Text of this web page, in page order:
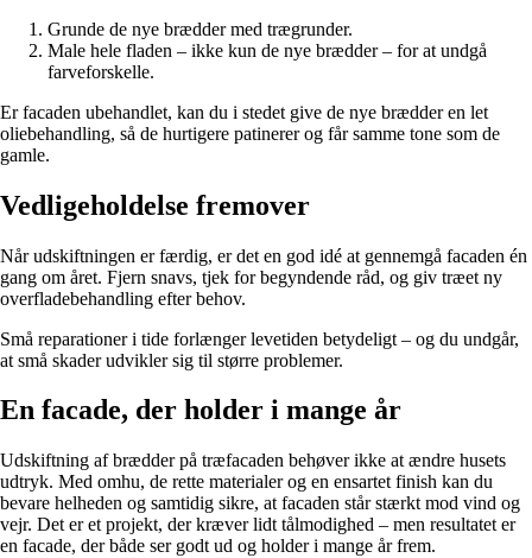
Grunde de nye brædder med trægrunder.
Male hele fladen – ikke kun de nye brædder – for at undgå
farveforskelle.
Er facaden ubehandlet, kan du i stedet give de nye brædder en let
oliebehandling, så de hurtigere patinerer og får samme tone som de
gamle.
Vedligeholdelse fremover
Når udskiftningen er færdig, er det en god idé at gennemgå facaden én
gang om året. Fjern snavs, tjek for begyndende råd, og giv træet ny
overfladebehandling efter behov.
Små reparationer i tide forlænger levetiden betydeligt – og du undgår,
at små skader udvikler sig til større problemer.
En facade, der holder i mange år
Udskiftning af brædder på træfacaden behøver ikke at ændre husets
udtryk. Med omhu, de rette materialer og en ensartet finish kan du
bevare helheden og samtidig sikre, at facaden står stærkt mod vind og
vejr. Det er et projekt, der kræver lidt tålmodighed – men resultatet er
en facade, der både ser godt ud og holder i mange år frem.